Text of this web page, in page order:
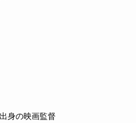
身の映画監督